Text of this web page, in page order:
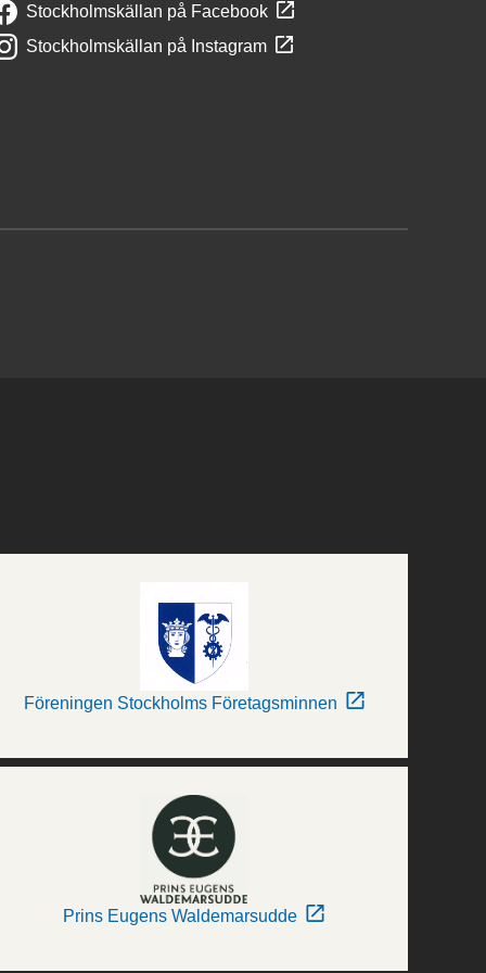
Stockholmskällan på Facebook
Stockholmskällan på Instagram
Föreningen Stockholms Företagsminnen
Prins Eugens Waldemarsudde